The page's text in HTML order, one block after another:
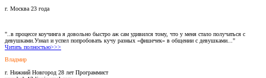
г. Москва 23 года
"..в процессе коучинга я довольно быстро аж сам удивился тому, что у меня стало получаться с
девушками.Узнал и успел попробовать кучу разных «фишечек» в общении с девушками..."
Читать полностью>>>
Владмир
г. Нижний Новгород 28 лет Программист